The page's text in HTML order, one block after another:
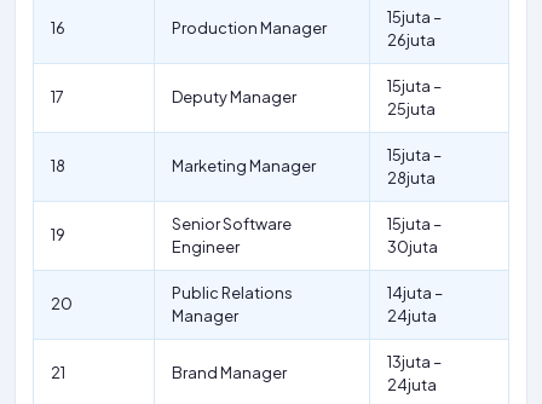
16 Production Manager
15juta –
26juta
17 Deputy Manager
15juta –
25juta
18 Marketing Manager
15juta –
28juta
19
Senior Software
Engineer
15juta –
30juta
20
Public Relations
Manager
14juta –
24juta
21 Brand Manager
13juta –
24juta